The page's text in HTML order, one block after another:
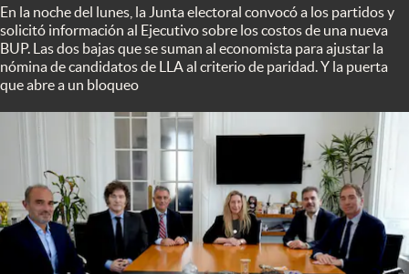
Apertura
Infotechnology
Eventos Corporativos
El Cronista Studio
Mediakit
En la noche del lunes, la Junta electoral convocó a los partidos y
solicitó información al Ejecutivo sobre los costos de una nueva
BUP. Las dos bajas que se suman al economista para ajustar la
nómina de candidatos de LLA al criterio de paridad. Y la puerta
que abre a un bloqueo